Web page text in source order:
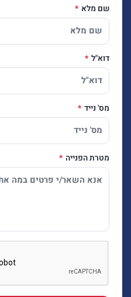
שם מלא
דוא"ל
מס' נייד
מטרת הפנייה